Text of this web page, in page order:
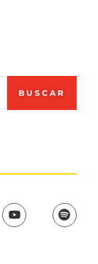
BUSCAR